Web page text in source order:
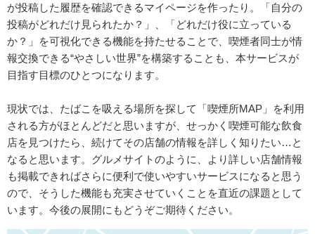
が投稿した履歴を確認できるマイページを作ったり。「自分の
投稿がどれだけ見られたか？」、「どれだけ役に立っている
か？」を可視化できる機能を持たせることで、喫煙者同士が情
報交換できる“やさしい世界”を構築することも、本サービスが
目指す目標のひとつになります。
現状では、たばこを吸える場所を探して「喫煙所MAP」を利用
される方がほとんどだと思いますが、せっかく喫煙可能な飲食
店を見つけたら、続けてその店舗の情報を詳しく知りたい…と
なると思います。グルメサイトのように、より詳しい店舗情報
も掲載できればさらに便利で使いやすいサービスになると思う
ので、そうした機能も充実させていくことを直近の課題として
います。今後の展開にもどうぞご期待ください。